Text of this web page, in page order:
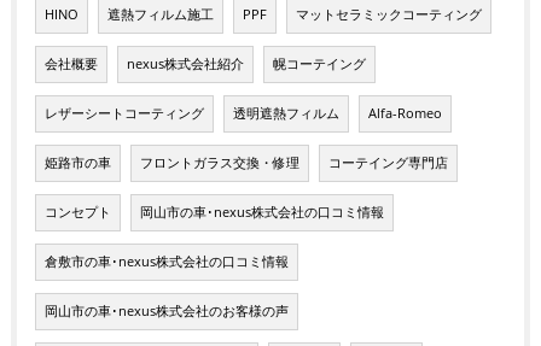
HINO 遮熱フィルム施工 PPF マットセラミックコーティング
会社概要 nexus株式会社紹介 幌コーテイング
レザーシートコーティング 透明遮熱フィルム Alfa-Romeo
姫路市の車 フロントガラス交換・修理 コーテイング専門店
コンセプト 岡山市の車･nexus株式会社の口コミ情報
倉敷市の車･nexus株式会社の口コミ情報
岡山市の車･nexus株式会社のお客様の声